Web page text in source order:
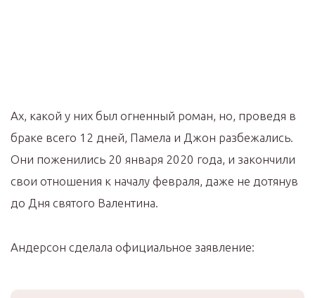
Ах, какой у них был огненный роман, но, проведя в
браке всего 12 дней, Памела и Джон разбежались.
Они поженились 20 января 2020 года, и закончили
свои отношения к началу февраля, даже не дотянув
до Дня святого Валентина.
Андерсон сделала официальное заявление: